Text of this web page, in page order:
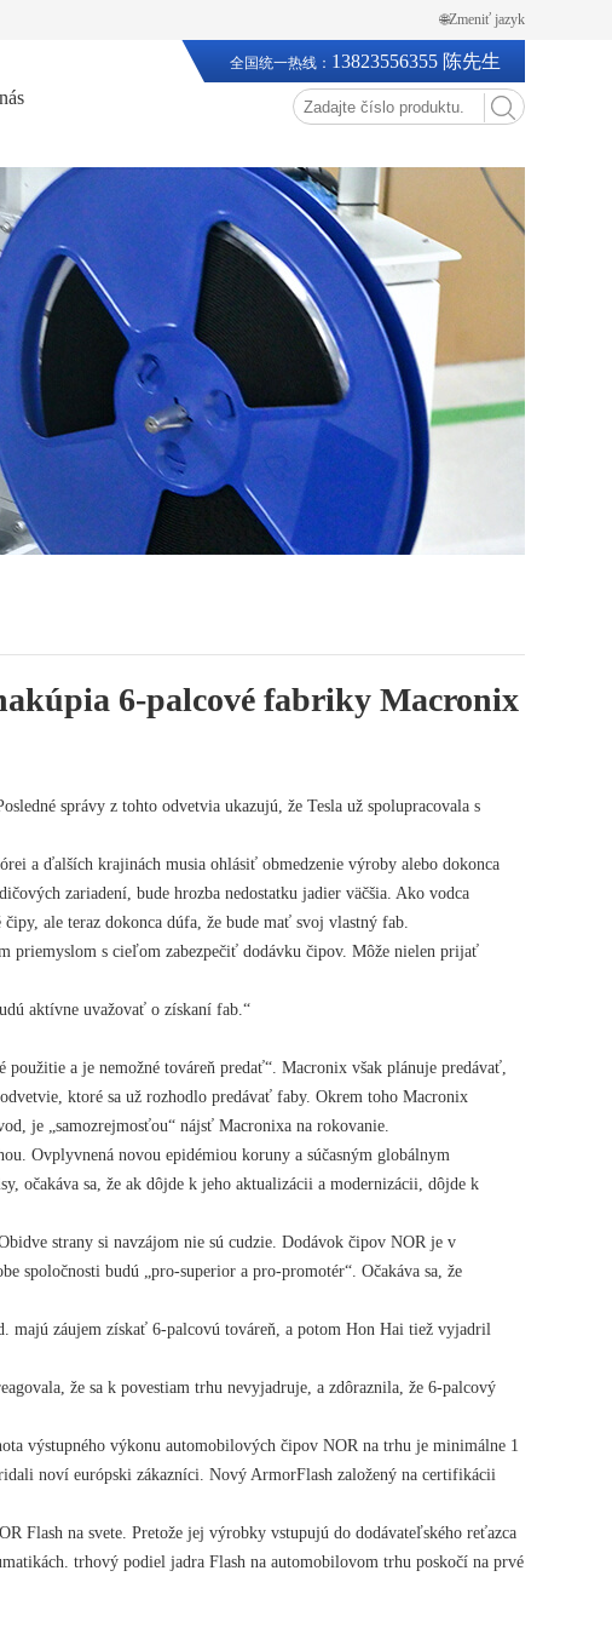
🌐Zmeniť jazyk
全国统一热线： 13823556355 陈先生
6-palcové fabriky Macronix
správy z tohto odvetvia ukazujú, že Tesla už spolupracovala s
a ďalších krajinách musia ohlásiť obmedzenie výroby alebo dokonca
zariadení, bude hrozba nedostatku jadier väčšia. Ako vodca
ale teraz dokonca dúfa, že bude mať svoj vlastný fab.
priemyslom s cieľom zabezpečiť dodávku čipov. Môže nielen prijať
aktívne uvažovať o získaní fab.“
použitie a je nemožné továreň predať“. Macronix však plánuje predávať,
ktoré sa už rozhodlo predávať faby. Okrem toho Macronix
je „samozrejmosťou“ nájsť Macronixa na rokovanie.
Ovplyvnená novou epidémiou koruny a súčasným globálnym
očakáva sa, že ak dôjde k jeho aktualizácii a modernizácii, dôjde k
strany si navzájom nie sú cudzie. Dodávok čipov NOR je v
spoločnosti budú „pro-superior a pro-promotér“. Očakáva sa, že
majú záujem získať 6-palcovú továreň, a potom Hon Hai tiež vyjadril
že sa k povestiam trhu nevyjadruje, a zdôraznila, že 6-palcový
výstupného výkonu automobilových čipov NOR na trhu je minimálne 1
noví európski zákazníci. Nový ArmorFlash založený na certifikácii
Flash na svete. Pretože jej výrobky vstupujú do dodávateľského reťazca
trhový podiel jadra Flash na automobilovom trhu poskočí na prvé